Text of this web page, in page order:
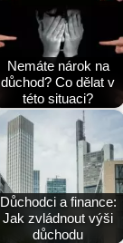
Nemáte nárok na
důchod? Co dělat v
této situaci?
Důchodci a finance:
Jak zvládnout výši
důchodu